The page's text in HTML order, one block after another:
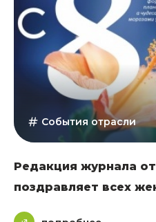
События отрасли
Редакция журнала
поздравляет всех